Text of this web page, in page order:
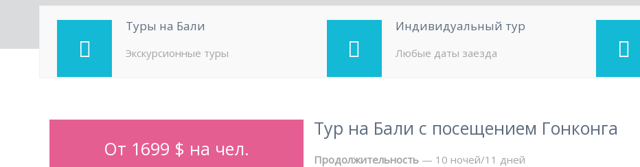
Туры на Бали
Экскурсионные туры
Индивидуальный тур
Любые даты заезда
От 1699 $ на чел.
Тур на Бали с посещением Гонконга
Продолжительность — 10 ночей/11 дней